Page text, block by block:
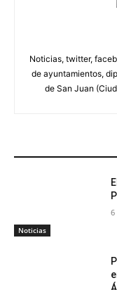
Noticias, twitter,
de ayuntamientos,
de San Juan
Noticias
6